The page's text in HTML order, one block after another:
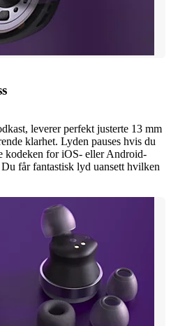
leverer perfekt justerte 13 mm
klarhet. Lyden pauses hvis du
kodeken for iOS- eller Android-
får fantastisk lyd uansett hvilken